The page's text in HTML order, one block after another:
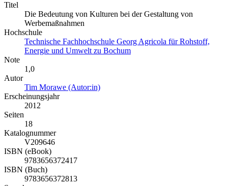
Titel
Die Bedeutung von Kulturen bei der Gestaltung von
Werbemaßnahmen
Hochschule
Technische Fachhochschule Georg Agricola für Rohstoff,
Energie und Umwelt zu Bochum
Note
1,0
Autor
Tim Morawe (Autor:in)
Erscheinungsjahr
2012
Seiten
18
Katalognummer
V209646
ISBN (eBook)
9783656372417
ISBN (Buch)
9783656372813